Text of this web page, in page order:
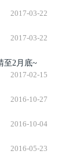
2017-03-22
2017-03-22
至2月底~
2017-02-15
2016-10-27
2016-10-04
2016-05-23